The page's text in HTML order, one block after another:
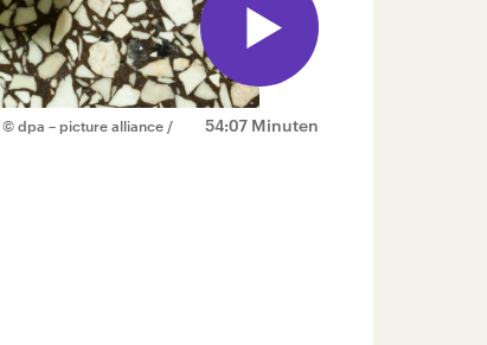
54:07 Minuten
© dpa – picture alliance /